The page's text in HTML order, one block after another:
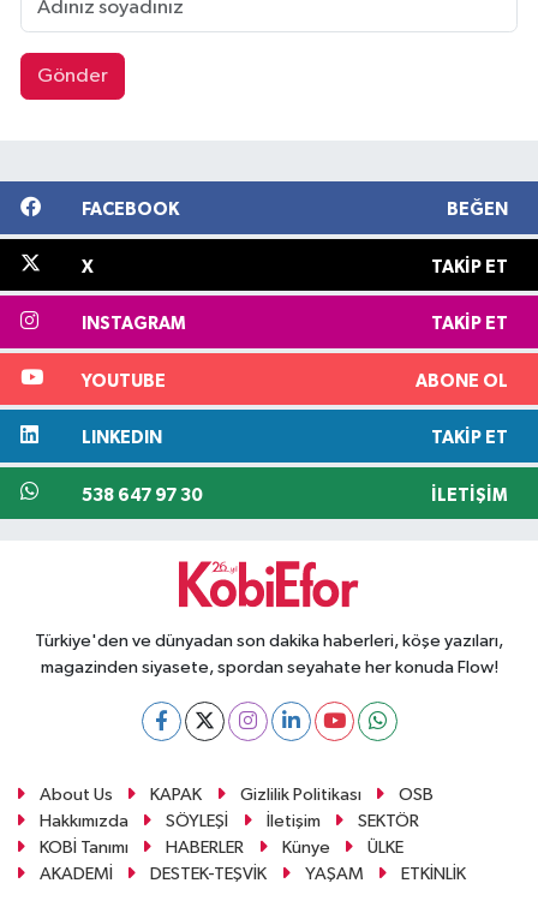
Gönder
FACEBOOK BEĞEN
X TAKIP ET
INSTAGRAM TAKIP ET
YOUTUBE ABONE OL
LINKEDIN TAKIP ET
538 647 97 30 İLETIŞIM
Türkiye'den ve dünyadan son dakika haberleri, köşe yazıları,
magazinden siyasete, spordan seyahate her konuda Flow!
About Us KAPAK Gizlilik Politikası
OSB
Hakkımızda
SÖYLEŞİ İletişim
SEKTÖR
KOBİ Tanımı
HABERLER Künye
ÜLKE
AKADEMİ
DESTEK-TEŞVİK YAŞAM ETKİNLİK